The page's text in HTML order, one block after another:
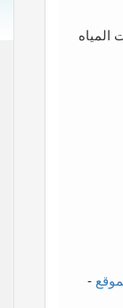
-